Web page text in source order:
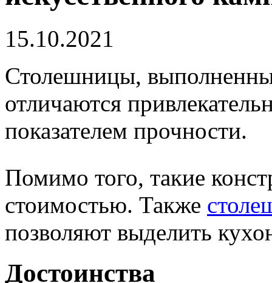
15.10.2021
Столешницы,
отличаются
показателем прочности.
Помимо того, такие
стоимостью. Также
позволяют выделить
Достоинства